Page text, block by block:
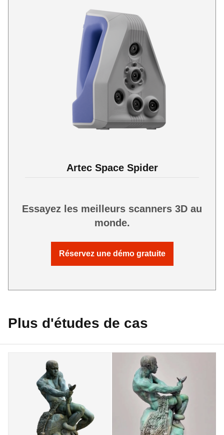
Artec Space Spider
Essayez les meilleurs scanners 3D au
monde.
Réservez une démo gratuite
Plus d'études de cas